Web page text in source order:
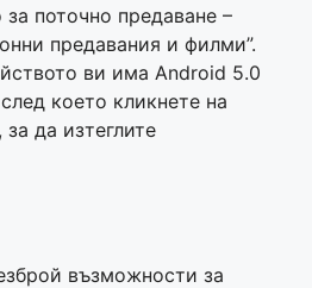
поточно предаване –
предавания и филми”.
ви има Android 5.0
което кликнете на
да изтеглите
възможности за